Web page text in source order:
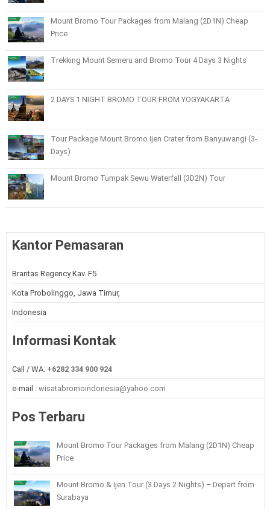
Mount Bromo Tour Packages from Malang (2D1N) Cheap
Price
Trekking Mount Semeru and Bromo Tour 4 Days 3 Nights
2 DAYS 1 NIGHT BROMO TOUR FROM YOGYAKARTA
Tour Package Mount Bromo Ijen Crater from Banyuwangi (3-
Days)
Mount Bromo Tumpak Sewu Waterfall (3D2N) Tour
Kantor Pemasaran
Brantas Regency Kav. F5
Kota Probolinggo, Jawa Timur,
Indonesia
Informasi Kontak
Call / WA: +6282 334 900 924
e-mail : wisatabromoindonesia@yahoo.com
Pos Terbaru
Mount Bromo Tour Packages from Malang (2D1N) Cheap
Price
Mount Bromo & Ijen Tour (3 Days 2 Nights) – Depart from
Surabaya